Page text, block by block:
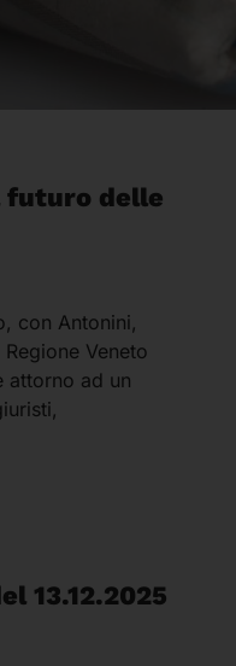
futuro delle
con Antonini,
Veneto
attorno ad un
13.12.2025